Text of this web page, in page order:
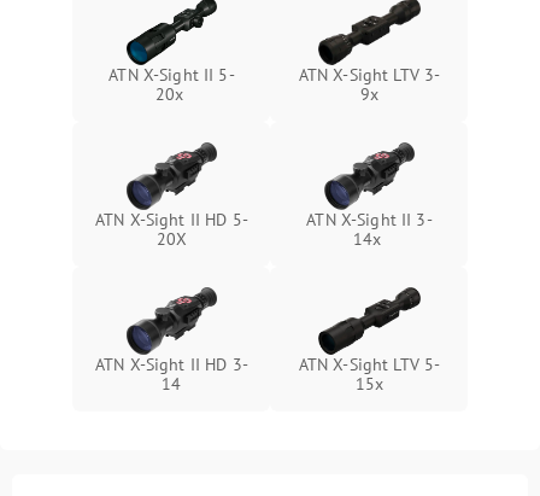
ATN X-Sight II 5-
20x
ATN X-Sight LTV 3-
9x
ATN X-Sight II HD 5-
20X
ATN X-Sight II 3-
14x
ATN X-Sight II HD 3-
14
ATN X-Sight LTV 5-
15x